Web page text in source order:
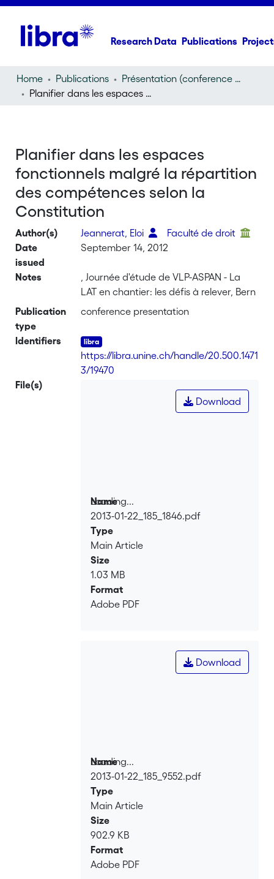
Research Data Publications
Home Publications
Présentation (conference presentation)
Planifier dans les espaces fonctionnels malgré la répartition des compétences selon la Constitution
Planifier dans les espaces
fonctionnels malgré la répartition
des compétences selon la
Constitution
Author(s) Jeannerat, Eloi
Faculté de droit
Date
issued
September 14, 2012
Notes
, Journée d'étude de VLP-ASPAN - La
LAT en chantier: les défis à relever, Bern
Publication
type
conference presentation
Identifiers
https://libra.unine.ch/handle/20.500.1471
3/19470
File(s)
Loading...
Loading...
Download
Name
2013-01-22_185_1846.pdf
Type
Main Article
Size
1.03 MB
Format
Adobe PDF
Loading...
Loading...
Download
Name
2013-01-22_185_9552.pdf
Type
Main Article
Size
902.9 KB
Format
Adobe PDF